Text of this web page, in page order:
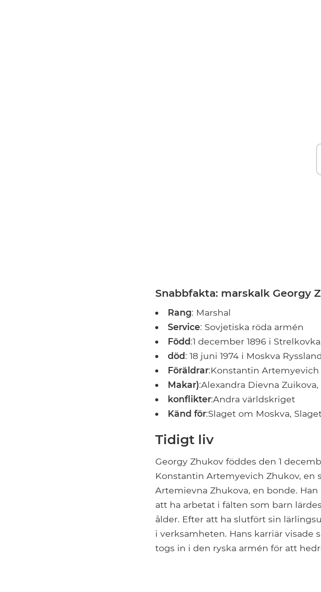
Snabbfakta: marskalk Georgy
Rang: Marshal
Service: Sovjetiska röda armén
Född:1 december 1896 i
död: 18 juni 1974 i Moskva
Föräldrar:Konstantin
Makar):Alexandra Dievna
konflikter:Andra världskriget
Känd för:Slaget om Moskva,
Tidigt liv
Georgy Zhukov föddes den 1
Konstantin Artemyevich Zhukov, en
Artemievna Zhukova, en bonde.
att ha arbetat i fälten som barn
ålder. Efter att ha slutfört sin
i verksamheten. Hans karriär visade
togs in i den ryska armén för att